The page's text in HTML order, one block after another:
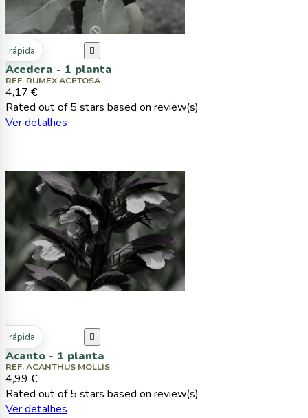
rápida 
Acedera - 1 planta
REF. RUMEX ACETOSA
4,17 €
Rated out of 5 stars based on review(s)
Ver detalhes
rápida 
Acanto - 1 planta
REF. ACANTHUS MOLLIS
4,99 €
Rated out of 5 stars based on review(s)
Ver detalhes